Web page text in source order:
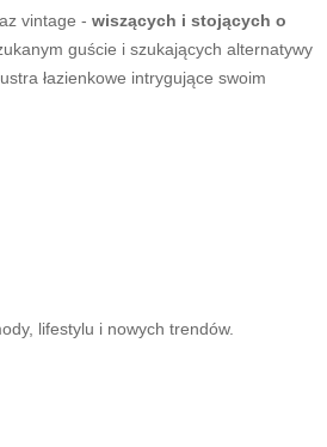
vintage - wiszących i stojących o
guście i szukających alternatywy
łazienkowe intrygujące swoim
lifestylu i nowych trendów.